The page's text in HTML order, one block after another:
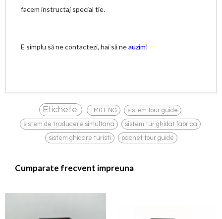
facem instructaj special tie.
E simplu să ne contactezi, hai să neauzim!
Etichete: TM01-NG sistem tour guide
sistem de traducere simultana sistem tur ghidat fabrica
sistem ghidare turisti , pachet tour guide
Cumparate frecvent impreuna